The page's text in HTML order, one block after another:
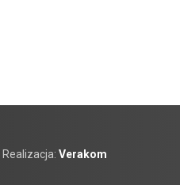
Realizacja: Verakom